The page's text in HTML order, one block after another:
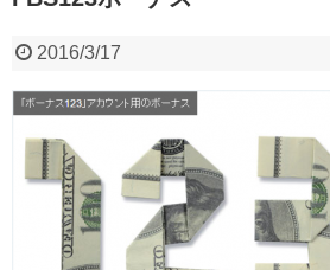
2016/3/17